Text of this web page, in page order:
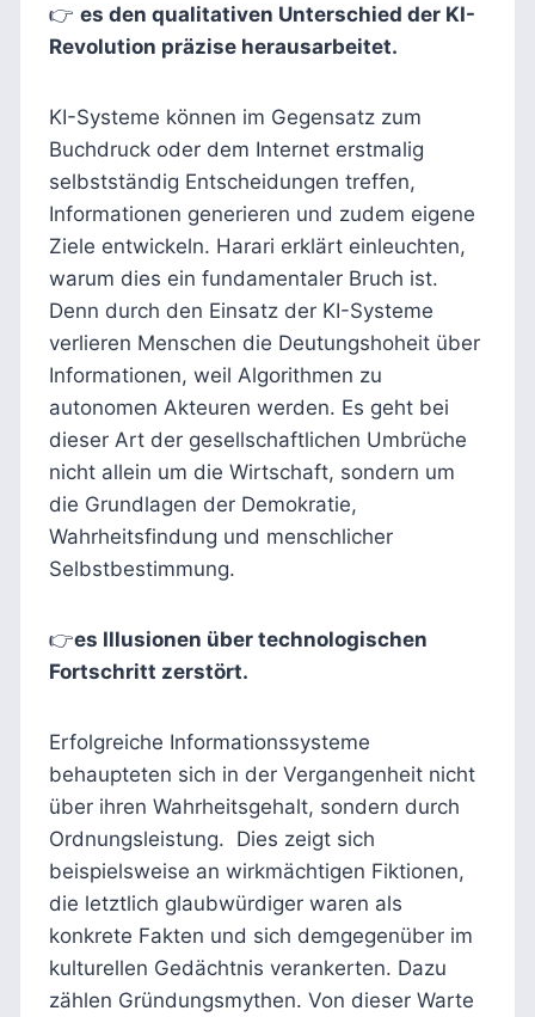
👉 es den qualitativen Unterschied der KI-
Revolution präzise herausarbeitet.
KI-Systeme können im Gegensatz zum
Buchdruck oder dem Internet erstmalig
selbstständig Entscheidungen treffen,
Informationen generieren und zudem eigene
Ziele entwickeln. Harari erklärt einleuchten,
warum dies ein fundamentaler Bruch ist.
Denn durch den Einsatz der KI-Systeme
verlieren Menschen die Deutungshoheit über
Informationen, weil Algorithmen zu
autonomen Akteuren werden. Es geht bei
dieser Art der gesellschaftlichen Umbrüche
nicht allein um die Wirtschaft, sondern um
die Grundlagen der Demokratie,
Wahrheitsfindung und menschlicher
Selbstbestimmung.
👉es Illusionen über technologischen
Fortschritt zerstört.
Erfolgreiche Informationssysteme
behaupteten sich in der Vergangenheit nicht
über ihren Wahrheitsgehalt, sondern durch
Ordnungsleistung. Dies zeigt sich
beispielsweise an wirkmächtigen Fiktionen,
die letztlich glaubwürdiger waren als
konkrete Fakten und sich demgegenüber im
kulturellen Gedächtnis verankerten. Dazu
zählen Gründungsmythen. Von dieser Warte